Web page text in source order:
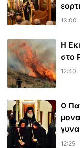
13:00
Η
στο
12:40
Ο
12:25